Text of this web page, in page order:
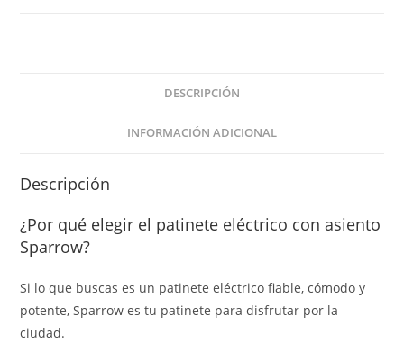
DESCRIPCIÓN
INFORMACIÓN ADICIONAL
Descripción
¿Por qué elegir el patinete eléctrico con asiento
Sparrow?
Si lo que buscas es un patinete eléctrico fiable, cómodo y
potente, Sparrow es tu patinete para disfrutar por la
ciudad.